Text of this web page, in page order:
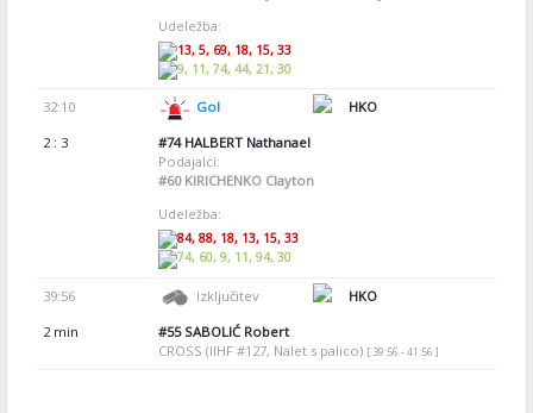
Udeležba:
13, 5, 69, 18, 15, 33
9, 11, 74, 44, 21, 30
32:10 Gol
HKO
2 : 3
#74HALBERT Nathanael
Podajalci:
#60KIRICHENKO Clayton
Udeležba:
84, 88, 18, 13, 15, 33
74, 60, 9, 11, 94, 30
39:56 Izključitev
HKO
2 min
#55SABOLIĆ Robert
CROSS (IIHF #127, Nalet s palico) [ 39:56 - 41:56 ]